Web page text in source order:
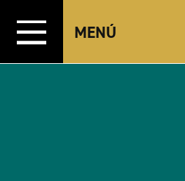
Ir al contenido
MENÚ